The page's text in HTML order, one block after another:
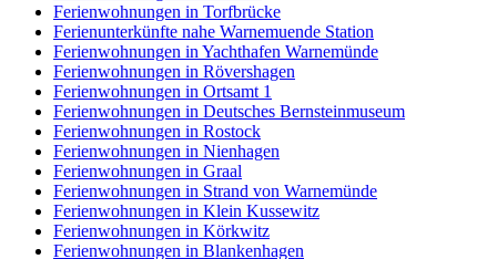
Ferienwohnungen in Torfbrücke
Ferienunterkünfte nahe Warnemuende Station
Ferienwohnungen in Yachthafen Warnemünde
Ferienwohnungen in Rövershagen
Ferienwohnungen in Ortsamt 1
Ferienwohnungen in Deutsches Bernsteinmuseum
Ferienwohnungen in Rostock
Ferienwohnungen in Nienhagen
Ferienwohnungen in Graal
Ferienwohnungen in Strand von Warnemünde
Ferienwohnungen in Klein Kussewitz
Ferienwohnungen in Körkwitz
Ferienwohnungen in Blankenhagen